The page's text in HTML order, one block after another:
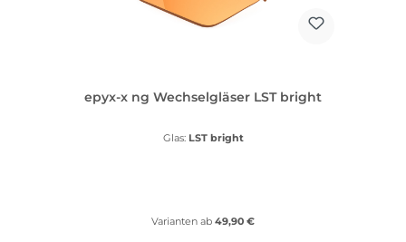
epyx-x ng Wechselgläser LST bright
Glas: LST bright
Varianten ab 49,90 €